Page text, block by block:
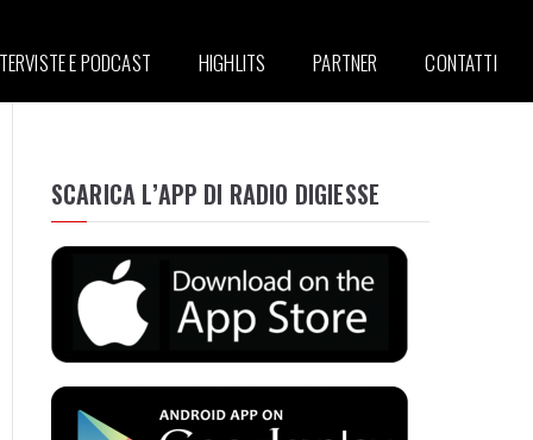
E PODCAST HIGHLITS PARTNER CONTATTI
SCARICA L’APP DI RADIO DIGIESSE